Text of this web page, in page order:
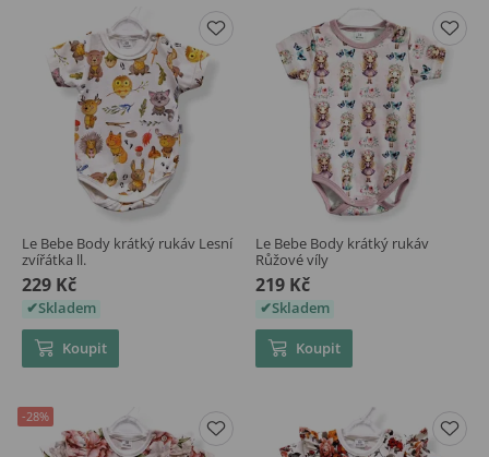
Le Bebe Body krátký rukáv Lesní
zvířátka ll.
229 Kč
Skladem
Koupit
Le Bebe Body krátký rukáv
Růžové víly
219 Kč
Skladem
Koupit
-28%